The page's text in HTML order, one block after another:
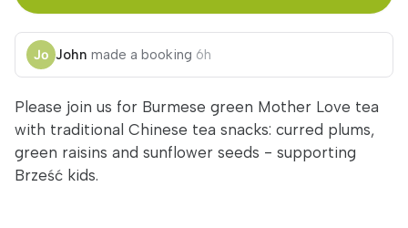
John made a booking 6h
Please join us for Burmese green Mother Love tea
with traditional Chinese tea snacks: curred plums,
green raisins and sunflower seeds - supporting
Brześć kids.